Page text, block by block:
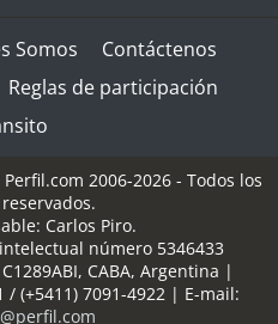
Somos
Contáctenos
Reglas de participación
2006-2026 - Todos los
Carlos Piro.
número 5346433
C1289ABI, CABA, Argentina |
/ (+5411) 7091-4922| E-mail: